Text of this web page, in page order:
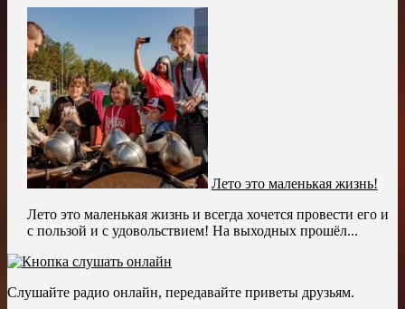
Лето это маленькая жизнь!
Лето это маленькая жизнь и всегда хочется провести его и
с пользой и с удовольствием! На выходных прошёл...
Слушайте радио онлайн, передавайте приветы друзьям.